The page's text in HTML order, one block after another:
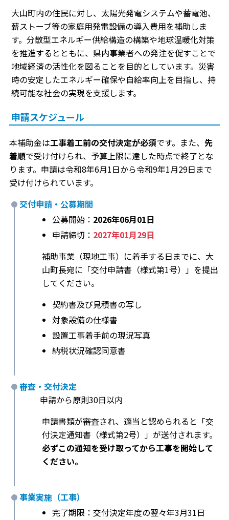
大山町内の住民に対し、太陽光発電システムや蓄電池、
薪ストーブ等の家庭用発電設備の導入費用を補助しま
す。分散型エネルギー供給構造の構築や地球温暖化対策
を推進するとともに、県内事業者への発注を促すことで
地域経済の活性化を図ることを目的としています。災害
時の安定したエネルギー確保や自給率向上を目指し、持
続可能な社会の実現を支援します。
申請スケジュール
本補助金は工事着工前の交付決定が必須です。また、 先
着順で受け付けられ、予算上限に達した時点で終了とな
ります。申請は令和8年6月1日から令和9年1月29日まで
受け付けられています。
交付申請・公募期間
公募開始： 2026年06月01日
申請締切： 2027年01月29日
補助事業（現地工事）に着手する日までに、大
山町長宛に「交付申請書（様式第1号）」を提出
してください。
契約書及び見積書の写し
対象設備の仕様書
設置工事着手前の現況写真
納税状況確認同意書
審査・交付決定
申請から原則30日以内
申請書類が審査され、適当と認められると「交
付決定通知書（様式第2号）」が送付されます。
必ずこの通知を受け取ってから工事を開始して
ください。
事業実施（工事）
完了期限：交付決定年度の翌々年3月31日